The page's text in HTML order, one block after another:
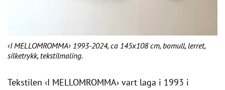
‹I MELLOMROMMA› 1993-2024, ca 145x108 cm, bomull, lerret,
silketrykk, tekstilmaling.
Tekstilen ‹I MELLOMROMMA› vart laga i 1993 i